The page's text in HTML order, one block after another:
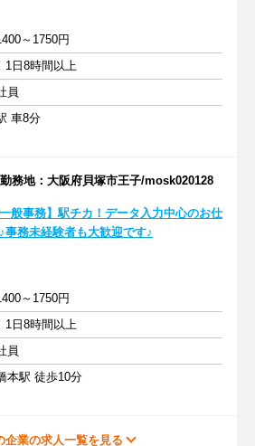
～1750円
1日8時間以上
員
車8分
務地：大阪府貝塚市王子/mosk020128
一般事務】駅チカ！データ入力中心のお仕
事務未経験者も大歓迎です♪
～1750円
1日8時間以上
員
本駅 徒歩10分
企業の求人一覧を見る